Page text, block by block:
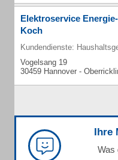
Elektroservice
Koch
Kundendienste:
Vogelsang 19
30459 Hannover -
Ihre
Was